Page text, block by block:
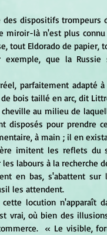
des dispositifs trompeurs
miroir-là n'est plus
tout Eldorado de
que la
parfaitement adapté
bois taillé en arc, dit
au milieu de
pour prendre
à main ; il en
imitent les reflets
labours à la recherche
en bas, s'abattent
les attendent.
vrai, où bien des
« Le visible,